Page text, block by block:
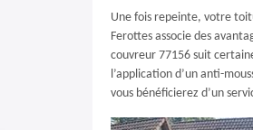
Une fois repeinte, votre
Ferottes associe des
couvreur 77156 suit
l’application d’un anti-
vous bénéficierez d’un